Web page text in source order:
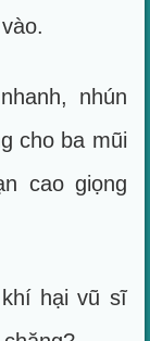
nhún
cho ba mũi
cao giọng
hại vũ sĩ